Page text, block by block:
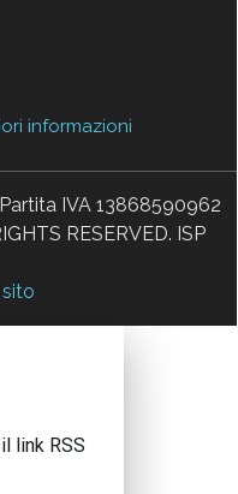
informazioni
IVA 13868590962
RESERVED. ISP
link RSS